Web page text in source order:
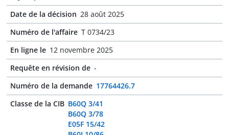
Date de la décision 28 août 2025
Numéro de l'affaire T 0734/23
En ligne le 12 novembre 2025
Requête en révision de -
Numéro de la demande 17764426.7
Classe de la CIB B60Q 3/41
B60Q 3/78
E05F 15/42